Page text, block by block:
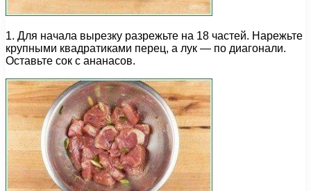
1. Для начала вырезку разрежьте на 18 частей. Нарежьте
крупными квадратиками перец, а лук — по диагонали.
Оставьте сок с ананасов.